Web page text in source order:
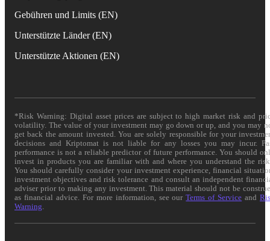
Gebühren und Limits (EN)
Unterstützte Länder (EN)
Unterstützte Aktionen (EN)
*Risk Warning: Digital asset prices are subject to high market risk and
volatility. The value of your investment may go down or up, and you may
get back the amount invested. You are solely responsible for your
decisions and Kriptomat is not liable for any losses you may incur.
performance is not a reliable predictor of future performance. You should
invest in products you are familiar with and where you understand the
You should carefully consider your investment experience, financial
investment objectives and risk tolerance and consult an independent
adviser prior to making any investment. This material should not be
as financial advice. For more information, see ourTerms of Service and
Warning